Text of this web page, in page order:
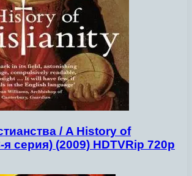
/ A History of
серия) (2009) HDTVRip 720p